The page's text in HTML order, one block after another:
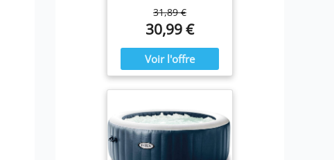
31,89 €
30,99 €